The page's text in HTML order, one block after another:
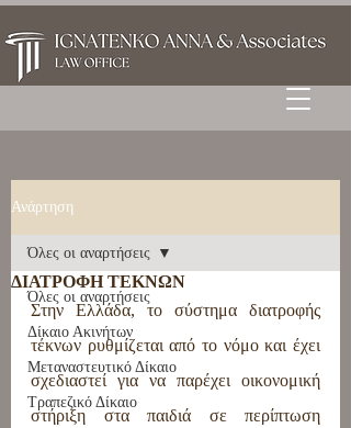
Ανάρτηση
Όλες οι αναρτήσεις
Δίκαιο Ακινήτων
Μεταναστευτικό Δίκαιο
Τραπεζικό Δίκαιο
Όλες οι αναρτήσεις
ΔΙΑΤΡΟΦΗ ΤΕΚΝΩΝ
Στην Ελλάδα, το σύστημα διατροφής
τέκνων ρυθμίζεται από το νόμο και έχει
σχεδιαστεί για να παρέχει οικονομική
στήριξη στα παιδιά σε περίπτωση